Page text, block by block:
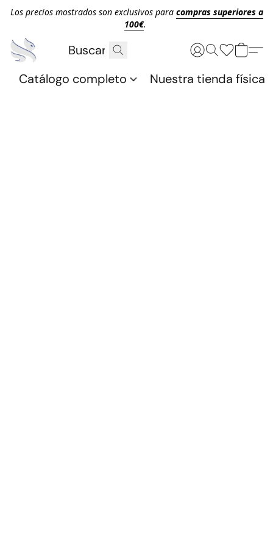
Los precios mostrados son exclusivos para compras superiores a
100€.
Catálogo completo Nuestra tienda física